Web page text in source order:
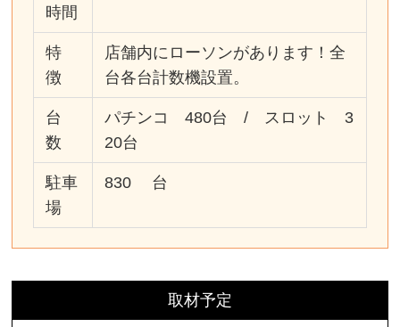
時間
特
徴
店舗内にローソンがあります！全
台各台計数機設置。
台
数
パチンコ 480台 / スロット 3
20台
駐車
場
830 台
取材予定